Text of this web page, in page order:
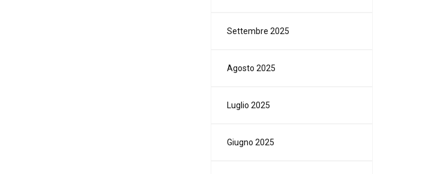
Settembre 2025
Agosto 2025
Luglio 2025
Giugno 2025